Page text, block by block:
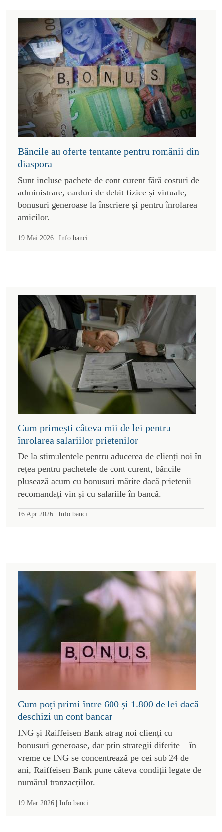
Băncile au oferte tentante pentru românii din
diaspora
Sunt incluse pachete de cont curent fără costuri de
administrare, carduri de debit fizice și virtuale,
bonusuri generoase la înscriere și pentru înrolarea
amicilor.
19 Mai 2026 | Info banci
Cum primești câteva mii de lei pentru
înrolarea salariilor prietenilor
De la stimulentele pentru aducerea de clienți noi în
rețea pentru pachetele de cont curent, băncile
plusează acum cu bonusuri mărite dacă prietenii
recomandați vin și cu salariile în bancă.
16 Apr 2026 | Info banci
Cum poți primi între 600 și 1.800 de lei dacă
deschizi un cont bancar
ING și Raiffeisen Bank atrag noi clienți cu
bonusuri generoase, dar prin strategii diferite – în
vreme ce ING se concentrează pe cei sub 24 de
ani, Raiffeisen Bank pune câteva condiții legate de
numărul tranzacțiilor.
19 Mar 2026 | Info banci